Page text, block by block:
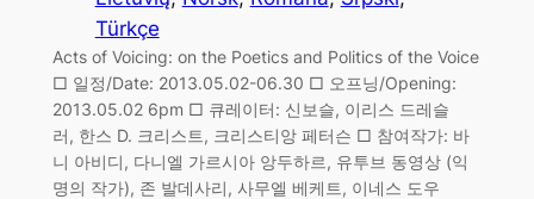
Türkçe
Acts of Voicing: on the Poetics and Politics of the Voice
□ 일정/Date: 2013.05.02-06.30 □ 오프닝/Opening:
2013.05.02 6pm □ 큐레이터: 신보슬, 이리스 드레슬
러, 한스 D. 크리스트, 크리스티앙 페터슨 □ 참여작가: 바
니 아비디, 다니엘 가르시아 앙두하르, 유투브 동영상 (익
명의 작가), 존 발데사리, 사무엘 베케트, 이네스 도우